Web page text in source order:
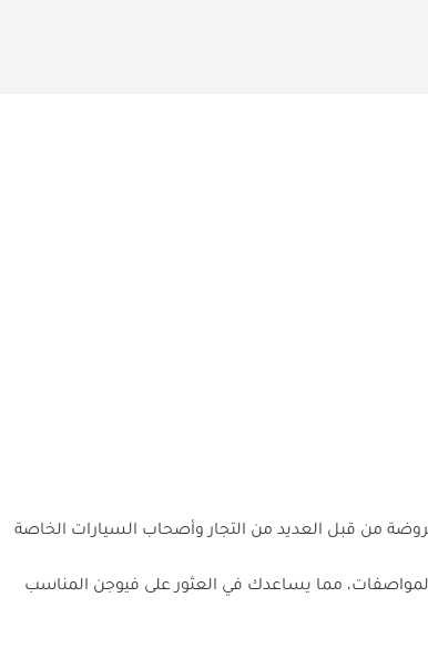
من قبل العديد من التجار وأصحاب السيارات الخاصة
مما يساعدك في العثور على فيوجن المناسب